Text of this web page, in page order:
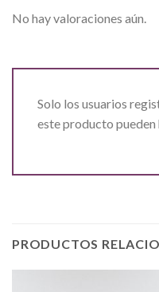
No hay valoraciones aún.
Solo los usuarios
este producto pueden
PRODUCTOS